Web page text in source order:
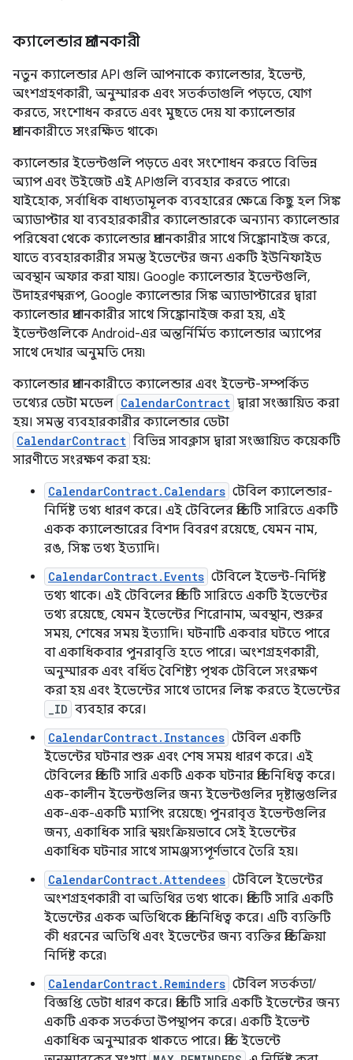
ক্যালেন্ডার প্রদানকারী
নতুন ক্যালেন্ডার API গুলি আপনাকে ক্যালেন্ডার, ইভেন্ট,
অংশগ্রহণকারী, অনুস্মারক এবং সতর্কতাগুলি পড়তে, যোগ
করতে, সংশোধন করতে এবং মুছতে দেয় যা ক্যালেন্ডার
প্রদানকারীতে সংরক্ষিত থাকে৷
ক্যালেন্ডার ইভেন্টগুলি পড়তে এবং সংশোধন করতে বিভিন্ন
অ্যাপ এবং উইজেট এই APIগুলি ব্যবহার করতে পারে৷
যাইহোক, সর্বাধিক বাধ্যতামূলক ব্যবহারের ক্ষেত্রে কিছু হল সিঙ্ক
অ্যাডাপ্টার যা ব্যবহারকারীর ক্যালেন্ডারকে অন্যান্য ক্যালেন্ডার
পরিষেবা থেকে ক্যালেন্ডার প্রদানকারীর সাথে সিঙ্ক্রোনাইজ করে,
যাতে ব্যবহারকারীর সমস্ত ইভেন্টের জন্য একটি ইউনিফাইড
অবস্থান অফার করা যায়। Google ক্যালেন্ডার ইভেন্টগুলি,
উদাহরণস্বরূপ, Google ক্যালেন্ডার সিঙ্ক অ্যাডাপ্টারের দ্বারা
ক্যালেন্ডার প্রদানকারীর সাথে সিঙ্ক্রোনাইজ করা হয়, এই
ইভেন্টগুলিকে Android-এর অন্তর্নির্মিত ক্যালেন্ডার অ্যাপের
সাথে দেখার অনুমতি দেয়৷
ক্যালেন্ডার প্রদানকারীতে ক্যালেন্ডার এবং ইভেন্ট-সম্পর্কিত
তথ্যের ডেটা মডেল CalendarContract দ্বারা সংজ্ঞায়িত করা
হয়। সমস্ত ব্যবহারকারীর ক্যালেন্ডার ডেটা
CalendarContract বিভিন্ন সাবক্লাস দ্বারা সংজ্ঞায়িত কয়েকটি
সারণীতে সংরক্ষণ করা হয়:
CalendarContract.Calendars টেবিল ক্যালেন্ডার-
নির্দিষ্ট তথ্য ধারণ করে। এই টেবিলের প্রতিটি সারিতে একটি
একক ক্যালেন্ডারের বিশদ বিবরণ রয়েছে, যেমন নাম,
রঙ, সিঙ্ক তথ্য ইত্যাদি।
CalendarContract.Events টেবিলে ইভেন্ট-নির্দিষ্ট
তথ্য থাকে। এই টেবিলের প্রতিটি সারিতে একটি ইভেন্টের
তথ্য রয়েছে, যেমন ইভেন্টের শিরোনাম, অবস্থান, শুরুর
সময়, শেষের সময় ইত্যাদি। ঘটনাটি একবার ঘটতে পারে
বা একাধিকবার পুনরাবৃত্তি হতে পারে। অংশগ্রহণকারী,
অনুস্মারক এবং বর্ধিত বৈশিষ্ট্য পৃথক টেবিলে সংরক্ষণ
করা হয় এবং ইভেন্টের সাথে তাদের লিঙ্ক করতে ইভেন্টের
_ID ব্যবহার করে।
CalendarContract.Instances টেবিল একটি
ইভেন্টের ঘটনার শুরু এবং শেষ সময় ধারণ করে। এই
টেবিলের প্রতিটি সারি একটি একক ঘটনার প্রতিনিধিত্ব করে।
এক-কালীন ইভেন্টগুলির জন্য ইভেন্টগুলির দৃষ্টান্তগুলির
এক-এক-একটি ম্যাপিং রয়েছে৷ পুনরাবৃত্ত ইভেন্টগুলির
জন্য, একাধিক সারি স্বয়ংক্রিয়ভাবে সেই ইভেন্টের
একাধিক ঘটনার সাথে সামঞ্জস্যপূর্ণভাবে তৈরি হয়।
CalendarContract.Attendees টেবিলে ইভেন্টের
অংশগ্রহণকারী বা অতিথির তথ্য থাকে। প্রতিটি সারি একটি
ইভেন্টের একক অতিথিকে প্রতিনিধিত্ব করে। এটি ব্যক্তিটি
কী ধরনের অতিথি এবং ইভেন্টের জন্য ব্যক্তির প্রতিক্রিয়া
নির্দিষ্ট করে৷
CalendarContract.Reminders টেবিল সতর্কতা/
বিজ্ঞপ্তি ডেটা ধারণ করে। প্রতিটি সারি একটি ইভেন্টের জন্য
একটি একক সতর্কতা উপস্থাপন করে। একটি ইভেন্ট
একাধিক অনুস্মারক থাকতে পারে। প্রতি ইভেন্টে